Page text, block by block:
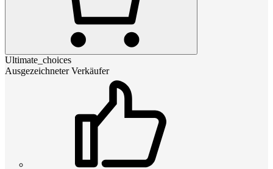
Ultimate_choices
Ausgezeichneter Verkäufer